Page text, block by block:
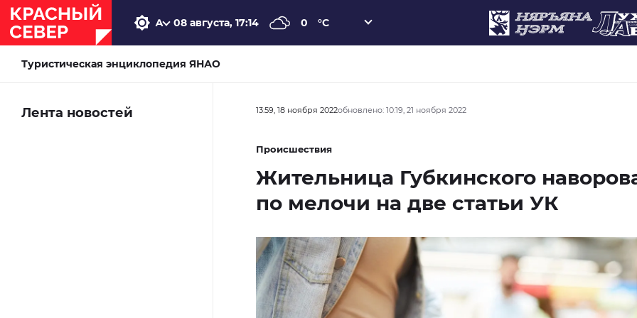
08 августа, 17:14 0 °C
Туристическая энциклопедия ЯНАО
Лента новостей 13:59, 18 ноября 2022обновлено: 10:19, 21 ноября 2022
Происшествия
Жительница Губкинского
по мелочи на две статьи УК